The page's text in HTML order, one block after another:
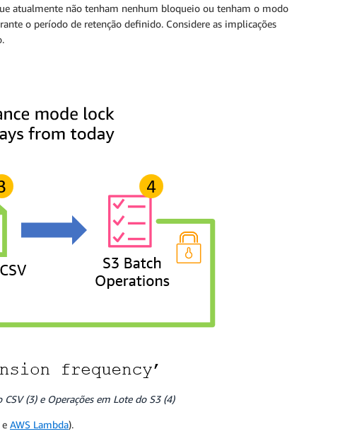
atualmente não tenham nenhum bloqueio ou tenham o modo
o período de retenção definido. Considere as implicações
(3) e Operações em Lote do S3 (4)
e AWS Lambda).